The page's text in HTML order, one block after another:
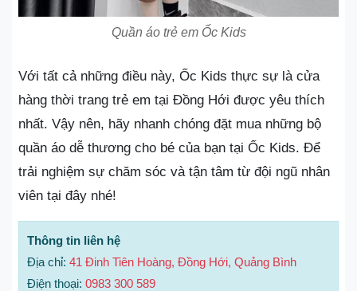
Quần áo trẻ em Ốc Kids
Với tất cả những điều này, Ốc Kids thực sự là cửa
hàng thời trang trẻ em tại Đồng Hới được yêu thích
nhất. Vậy nên, hãy nhanh chóng đặt mua những bộ
quần áo dễ thương cho bé của bạn tại Ốc Kids. Để
trải nghiệm sự chăm sóc và tận tâm từ đội ngũ nhân
viên tại đây nhé!
Thông tin liên hệ
Địa chỉ: 41 Đinh Tiên Hoàng, Đồng Hới, Quảng Bình
Điện thoại: 0983 300 589